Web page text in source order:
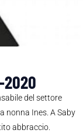
2020
del settore
nonna Ines. A Saby
abbraccio.